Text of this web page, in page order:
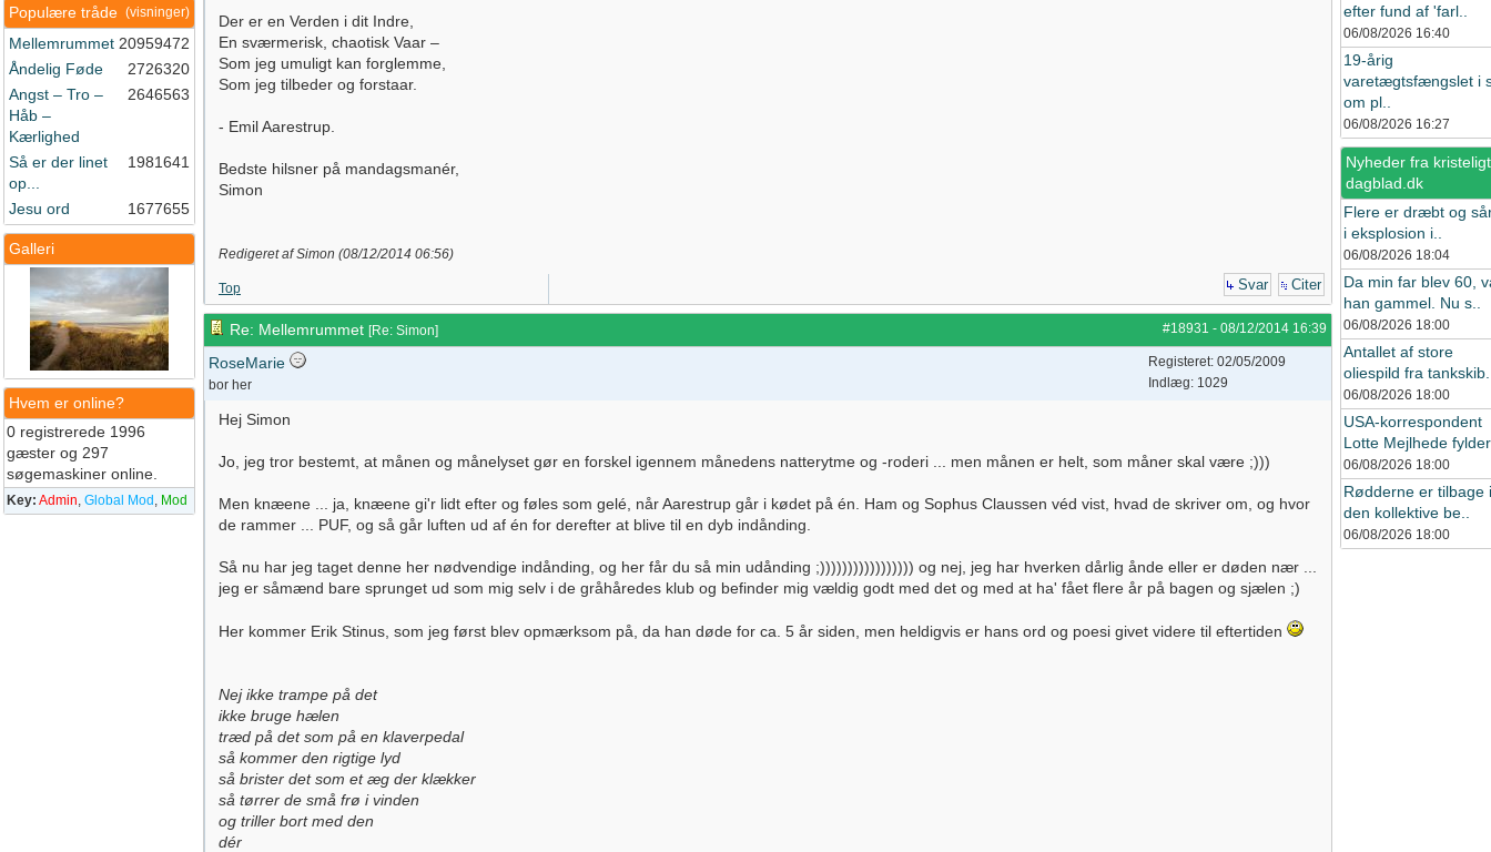
(visninger)
Populære tråde
Mellemrummet 20959472
Åndelig Føde
2726320
Angst – Tro –
Håb –
Kærlighed
2646563
Så er der linet
op...
1981641
Jesu ord 1677655
Galleri
Hvem er online?
0 registrerede 1996
gæster og 297
søgemaskiner online.
Key: Admin, Global Mod , Mod
Der er en Verden i dit Indre,
En sværmerisk, chaotisk Vaar –
Som jeg umuligt kan forglemme,
Som jeg tilbeder og forstaar.
- Emil Aarestrup.
Bedste hilsner på mandagsmanér,
Simon
Redigeret af Simon (08/12/2014 06:56)
Top Svar Citer
#18931 - 08/12/2014 16:39
Re: Mellemrummet [Re: Simon]
RoseMarie
bor her
Registeret: 02/05/2009
Indlæg: 1029
Hej Simon
Jo, jeg tror bestemt, at månen og månelyset gør en forskel igennem månedens natterytme og -roderi ... men månen er helt, som måner skal være ;)))
Men knæene ... ja, knæene gi'r lidt efter og føles som gelé, når Aarestrup går i kødet på én. Ham og Sophus Claussen véd vist, hvad de skriver om, og hvor
de rammer ... PUF, og så går luften ud af én for derefter at blive til en dyb indånding.
Så nu har jeg taget denne her nødvendige indånding, og her får du så min udånding ;))))))))))))))))) og nej, jeg har hverken dårlig ånde eller er døden nær ...
jeg er såmænd bare sprunget ud som mig selv i de gråhåredes klub og befinder mig vældig godt med det og med at ha' fået flere år på bagen og sjælen ;)
Her kommer Erik Stinus, som jeg først blev opmærksom på, da han døde for ca. 5 år siden, men heldigvis er hans ord og poesi givet videre til eftertiden
Nej ikke trampe på det
ikke bruge hælen
træd på det som på en klaverpedal
så kommer den rigtige lyd
så brister det som et æg der klækker
så tørrer de små frø i vinden
og triller bort med den
dér
efter fund af 'farl..
06/08/2026 16:40
19-årig
varetægtsfængslet i
om pl..
06/08/2026 16:27
Nyheder fra
dagblad.dk
Flere er dræbt og
i eksplosion i..
06/08/2026 18:04
Da min far blev 60,
han gammel. Nu s..
06/08/2026 18:00
Antallet af store
oliespild fra
06/08/2026 18:00
USA-korrespondent
Lotte Mejlhede
06/08/2026 18:00
Rødderne er tilbage i
den kollektive be..
06/08/2026 18:00